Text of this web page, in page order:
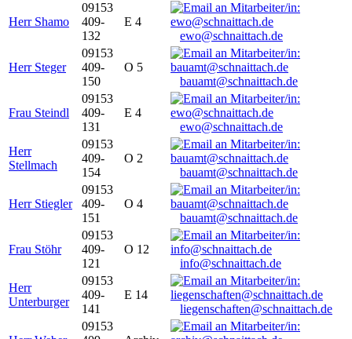
Herr Shamo
09153
409-
132
E 4
ewo@schnaittach.de
Herr Steger
09153
409-
150
O 5
bauamt@schnaittach.de
Frau Steindl
09153
409-
131
E 4
ewo@schnaittach.de
Herr
Stellmach
09153
409-
154
O 2
bauamt@schnaittach.de
Herr Stiegler
09153
409-
151
O 4
bauamt@schnaittach.de
Frau Stöhr
09153
409-
121
O 12
info@schnaittach.de
Herr
Unterburger
09153
409-
141
E 14
liegenschaften@schnaittach.de
09153